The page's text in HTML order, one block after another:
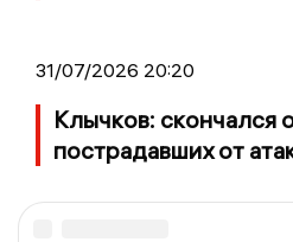
31/07/2026 20:20
Клычков: скончался
пострадавших от